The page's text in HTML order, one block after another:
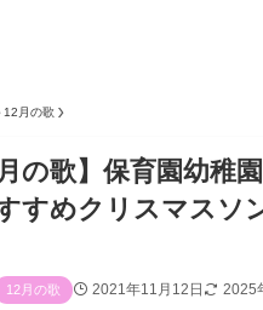
12月の歌
月の歌】保育園幼稚
すすめクリスマスソ
12月の歌 2021年11月12日 2025